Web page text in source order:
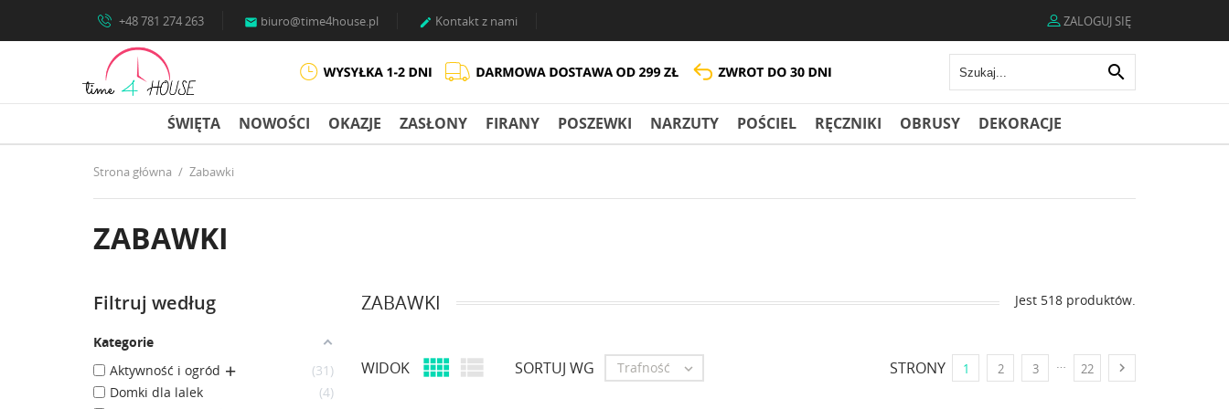
+48 781 274 263  biuro@time4house.pl  Kontakt z nami ZALOGUJ SIĘ

ŚWIĘTA NOWOŚCI OKAZJE ZASŁONY FIRANY POSZEWKI NARZUTY POŚCIEL RĘCZNIKI OBRUSY DEKORACJE
Strona główna Zabawki
ZABAWKI
Filtruj według
Kategorie
Aktywność i ogród
31
Domki dla lalek
4
ZABAWKI Jest 518 produktów.
WIDOK   SORTUJ WG Trafność  STRONY 1 2 3 22 